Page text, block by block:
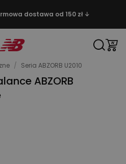
dostawa od 150 zł ↓
/ Seria ABZORB U2010
ABZORB